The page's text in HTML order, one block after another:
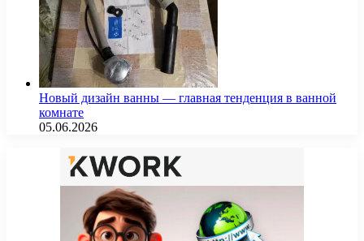
Новый дизайн ванны — главная тенденция в ванной
комнате
05.06.2026